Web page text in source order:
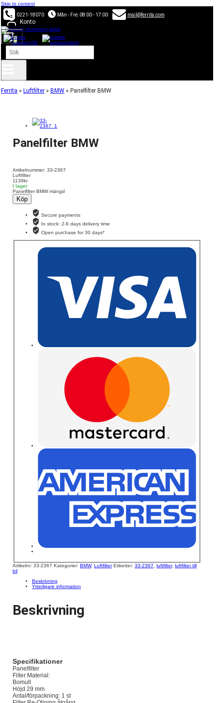
Skip to content
0221-18070 Mån - Fre: 08:00 - 17:00 mail@ferrita.com
Konto
0
Sök
×
Ferrita » Luftfilter » BMW » Panelfilter BMW
Panelfilter BMW
Artikelnummer: 33-2367
Luftfilter
1139kr
I lager
Panelfilter BMW mängd
Köp
Secure payments
In stock: 2-6 days delivery time
Open purchase for 30 days*
Artikelnr: 33-2367 Kategorier: BMW, Luftfilter Etiketter: 33-2367 luftfilter, luftfilter till
bil
Beskrivning
Ytterligare information
Beskrivning
Specifikationer
Panelfilter
Filter Material:
Bomull
Höjd 29 mm
Antal/förpackning: 1 st